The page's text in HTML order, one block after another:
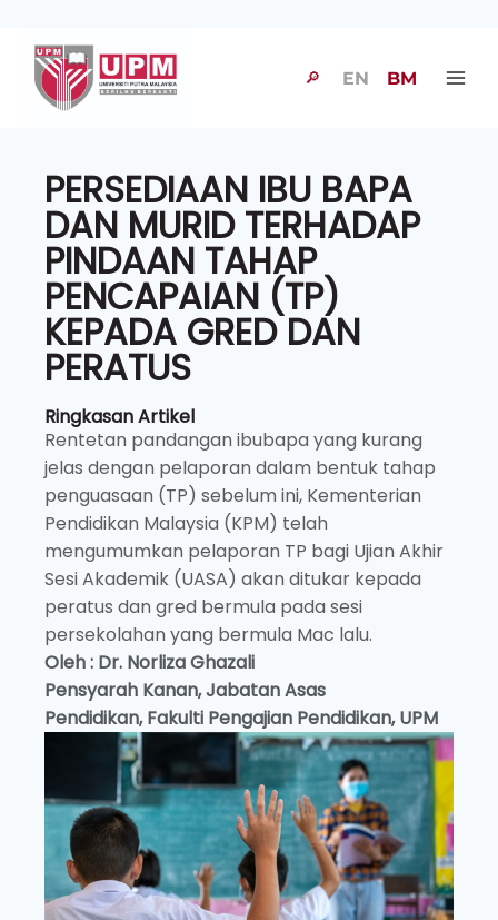
🔎 EN BM
PERSEDIAAN IBU BAPA
DAN MURID TERHADAP
PINDAAN TAHAP
PENCAPAIAN (TP)
KEPADA GRED DAN
PERATUS
Ringkasan Artikel
Rentetan pandangan ibubapa yang kurang
jelas dengan pelaporan dalam bentuk tahap
penguasaan (TP) sebelum ini, Kementerian
Pendidikan Malaysia (KPM) telah
mengumumkan pelaporan TP bagi Ujian Akhir
Sesi Akademik (UASA) akan ditukar kepada
peratus dan gred bermula pada sesi
persekolahan yang bermula Mac lalu.
Oleh : Dr. Norliza Ghazali
Pensyarah Kanan,Jabatan Asas
Pendidikan,Fakulti Pengajian Pendidikan, UPM